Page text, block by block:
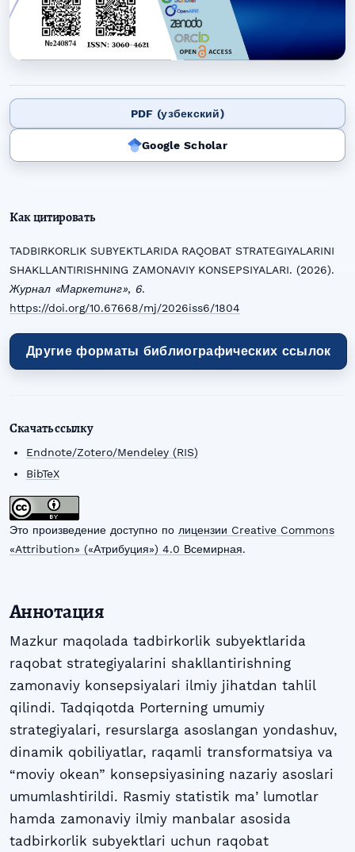
PDF (узбекский)
Google Scholar
Как цитировать
TADBIRKORLIK SUBYEKTLARIDA RAQOBAT STRATEGIYALARINI
SHAKLLANTIRISHNING ZAMONAVIY KONSEPSIYALARI. (2026).
Журнал «Маркетинг», 6.
https://doi.org/10.67668/mj/2026iss6/1804
Другие форматы библиографических ссылок
Скачать ссылку
Endnote/Zotero/Mendeley (RIS)
BibTeX
Это произведение доступно по лицензии Creative Commons
«Attribution» («Атрибуция») 4.0 Всемирная.
Аннотация
Mazkur maqolada tadbirkorlik subyektlarida
raqobat strategiyalarini shakllantirishning
zamonaviy konsepsiyalari ilmiy jihatdan tahlil
qilindi. Tadqiqotda Porterning umumiy
strategiyalari, resurslarga asoslangan yondashuv,
dinamik qobiliyatlar, raqamli transformatsiya va
“moviy okean” konsepsiyasining nazariy asoslari
umumlashtirildi. Rasmiy statistik maʼlumotlar
hamda zamonaviy ilmiy manbalar asosida
tadbirkorlik subyektlari uchun raqobat